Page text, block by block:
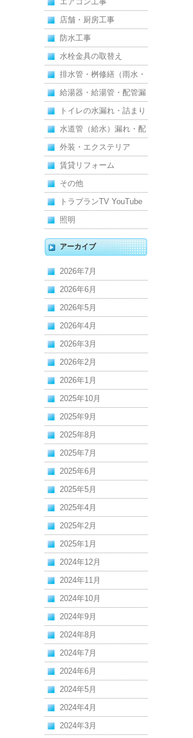
店舗・厨房工事
防水工事
水栓金具の取替え
排水管・桝修繕（雨水・
汚水）
給湯器・給湯管・配管漏
れ
トイレの水漏れ・詰まり
水道管（給水）漏れ・配
管
外装・エクステリア
賃貸リフォーム
その他
トラブランTV YouTube
照明
アーカイブ
2026年7月
2026年6月
2026年5月
2026年4月
2026年3月
2026年2月
2026年1月
2025年10月
2025年9月
2025年8月
2025年7月
2025年6月
2025年5月
2025年4月
2025年2月
2025年1月
2024年12月
2024年11月
2024年10月
2024年9月
2024年8月
2024年7月
2024年6月
2024年5月
2024年4月
2024年3月